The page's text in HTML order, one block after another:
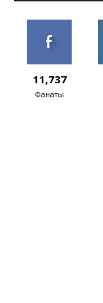
11,737
Фанаты